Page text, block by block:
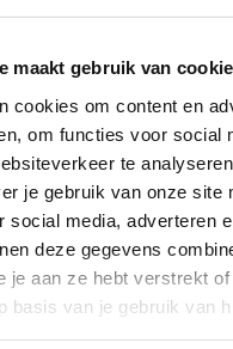
maakt gebruik van
cookies om content en
om functies voor social
te
je gebruik van onze site
social media, adverteren
deze gegevens
je aan ze hebt verstrekt
basis van je gebruik van
- 12:32
met welke
- 11:34
Jong Ajax of Ajax
‘geen reet’